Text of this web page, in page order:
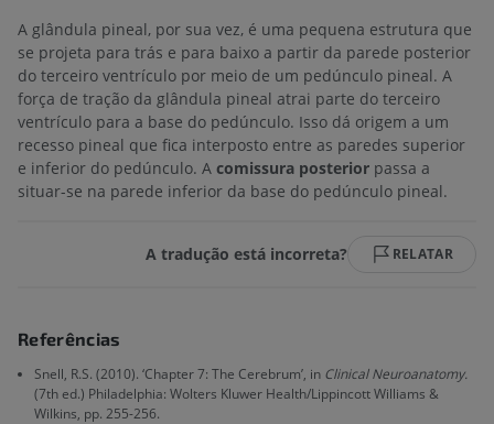
A glândula pineal, por sua vez, é uma pequena estrutura que
se projeta para trás e para baixo a partir da parede posterior
do terceiro ventrículo por meio de um pedúnculo pineal. A
força de tração da glândula pineal atrai parte do terceiro
ventrículo para a base do pedúnculo. Isso dá origem a um
recesso pineal que fica interposto entre as paredes superior
e inferior do pedúnculo. A comissura posterior passa a
situar-se na parede inferior da base do pedúnculo pineal.
A tradução está incorreta? RELATAR
Referências
Snell, R.S. (2010). ‘Chapter 7: The Cerebrum’, in Clinical Neuroanatomy.
(7th ed.) Philadelphia: Wolters Kluwer Health/Lippincott Williams &
Wilkins, pp. 255-256.